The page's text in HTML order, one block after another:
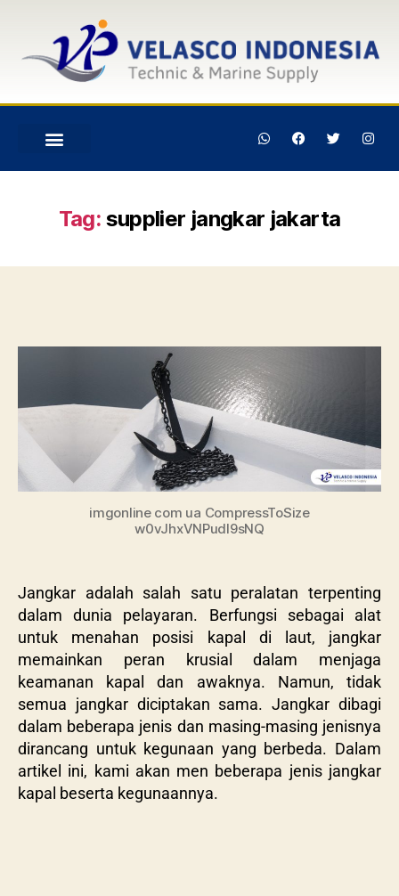
Tag: supplier jangkar jakarta
imgonline com ua CompressToSize
w0vJhxVNPudI9sNQ
Jangkar adalah salah satu peralatan terpenting
dalam dunia pelayaran. Berfungsi sebagai alat
untuk menahan posisi kapal di laut, jangkar
memainkan peran krusial dalam menjaga
keamanan kapal dan awaknya. Namun, tidak
semua jangkar diciptakan sama. Jangkar dibagi
dalam beberapa jenis dan masing-masing jenisnya
dirancang untuk kegunaan yang berbeda. Dalam
artikel ini, kami akan men beberapa jenis jangkar
kapal beserta kegunaannya.